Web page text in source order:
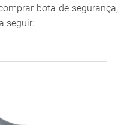
bota de segurança,
seguir: